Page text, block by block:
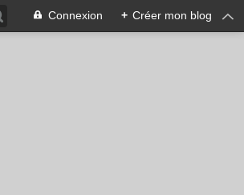
Connexion + Créer mon blog